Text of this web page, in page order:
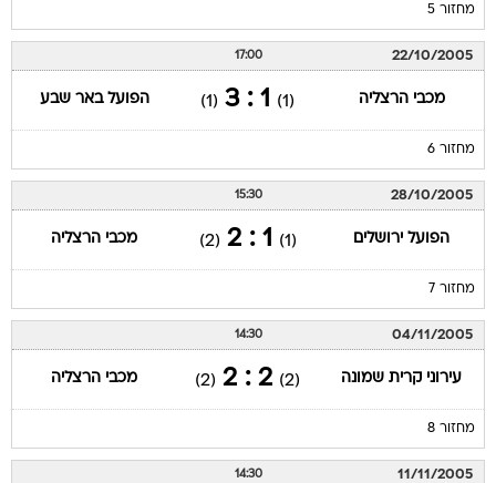
מחזור 5
22/10/2005
17:00
מכבי הרצליה (1)
1 : 3
(1) הפועל באר שבע
מחזור 6
28/10/2005
15:30
הפועל ירושלים (1)
1 : 2
(2) מכבי הרצליה
מחזור 7
04/11/2005
14:30
עירוני קרית שמונה (2)
2 : 2
(2) מכבי הרצליה
מחזור 8
11/11/2005
14:30